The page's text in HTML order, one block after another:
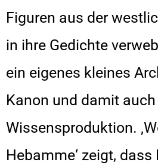
Figuren aus der
in ihre Gedichte
ein eigenes kleines
Kanon und damit auch
Wissensproduktion.
Hebamme‘ zeigt, dass